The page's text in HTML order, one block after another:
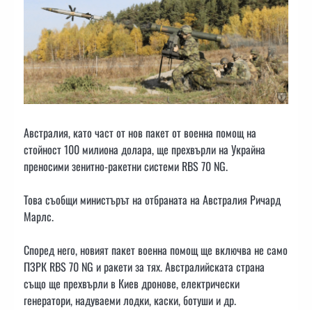
Австралия, като част от нов пакет от военна помощ на
стойност 100 милиона долара, ще прехвърли на Украйна
преносими зенитно-ракетни системи RBS 70 NG.
Това съобщи министърът на отбраната на Австралия Ричард
Марлс.
Според него, новият пакет военна помощ ще включва не само
ПЗРК RBS 70 NG и ракети за тях. Австралийската страна
също ще прехвърли в Киев дронове, електрически
генератори, надуваеми лодки, каски, ботуши и др.